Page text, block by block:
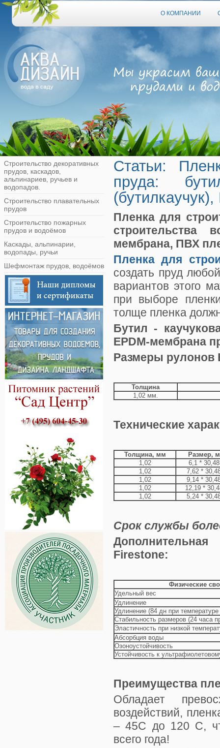
О КОМПАНИИ
Строительство декоративных
прудов, каскадов,
альпинариев, ручьев и
водопадов.
Строительство плавательных
прудов
Строительство пожарных
прудов и водоёмов
Каскады, альпинарии,
водопады, ручьи
Шефмонтаж прудов, водоёмов
Статьи:
пруда:
Пленка для
строительства
мембрана, ПВХ
Пленка для
создать пруд
вариантов этого
при выборе
толще пленка
Бутил -
EPDM-мембрана
Размеры рулонов
Толщина
1,02 мм.
Технические
Толщина, мм
Размер, м
1,02
6,1 * 30,48
1,02
7,62 *
1,02
9,14 *
1,02
12,19 *
1,02
5,24 *
Срок службы
Firestone:
Физические
Удельный вес
Удлинение
Удлинение (84 дн при
Стабильность размеров (24 часа
Эластичность при низкой
Абсорбция воды
Озоноустойчивость
Устойчивость к
Преимущества
Обладает
воздействий,
– 45С до 120 С,
всего года!